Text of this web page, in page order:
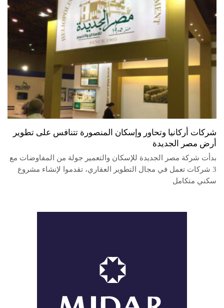
شركات أركانيا وتحاور وإسكان المنصورة تتنافس على تطوير
أرض مصر الجديدة
بدأت شركة مصر الجديدة للإسكان والتعمير جولة من المفاوضات مع
3 شركات تعمل في مجال التطوير العقاري، تقدموا لإنشاء مشروع
سكني متكامل